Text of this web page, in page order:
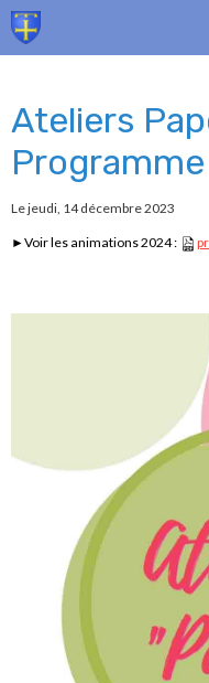
Ateliers
Le jeudi, 14 décembre 2023
►Voir les animations 2024 :